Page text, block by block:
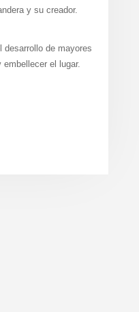
y su creador.
desarrollo de mayores
el lugar.